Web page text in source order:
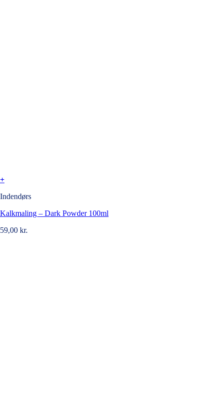
+
Indendørs
Kalkmaling – Dark Powder 100ml
59,00 kr.